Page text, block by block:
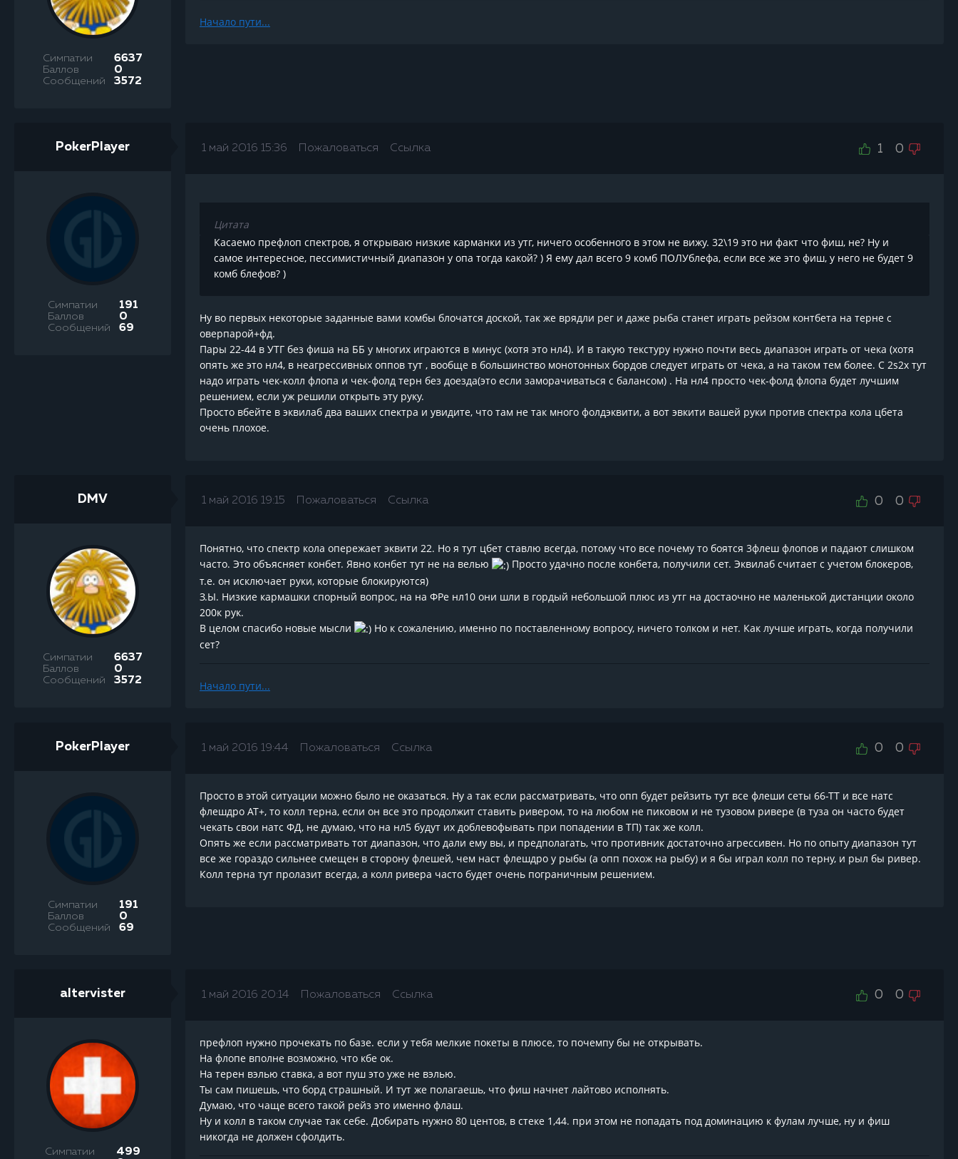
Симпатии 6637
Баллов 0
Сообщений 3572
Начало пути...
PokerPlayer
Симпатии 191
Баллов 0
Сообщений 69
1 май 2016 15:36 Пожаловаться Ссылка 1 0
Цитата
Касаемо префлоп спектров, я открываю низкие карманки из утг, ничего особенного в этом не вижу. 32\19 это ни факт что фиш, не? Ну и
самое интересное, пессимистичный диапазон у опа тогда какой? ) Я ему дал всего 9 комб ПОЛУблефа, если все же это фиш, у него не будет 9
комб блефов? )
Ну во первых некоторые заданные вами комбы блочатся доской, так же врядли рег и даже рыба станет играть рейзом контбета на терне с
оверпарой+фд.
Пары 22-44 в УТГ без фиша на ББ у многих играются в минус (хотя это нл4). И в такую текстуру нужно почти весь диапазон играть от чека (хотя
опять же это нл4, в неагрессивных оппов тут , вообще в большинство монотонных бордов следует играть от чека, а на таком тем более. С 2s2x тут
надо играть чек-колл флопа и чек-фолд терн без доезда(это если заморачиваться с балансом) . На нл4 просто чек-фолд флопа будет лучшим
решением, если уж решили открыть эту руку.
Просто вбейте в эквилаб два ваших спектра и увидите, что там не так много фолдэквити, а вот эвкити вашей руки против спектра кола цбета
очень плохое.
DMV
Симпатии 6637
Баллов 0
Сообщений 3572
1 май 2016 19:15 Пожаловаться Ссылка 0 0
Понятно, что спектр кола опережает эквити 22. Но я тут цбет ставлю всегда, потому что все почему то боятся 3флеш флопов и падают слишком
часто. Это объясняет конбет. Явно конбет тут не на велью
Просто удачно после конбета, получили сет. Эквилаб считает с учетом блокеров,
т.е. он исключает руки, которые блокируются)
З.Ы. Низкие кармашки спорный вопрос, на на ФРе нл10 они шли в гордый небольшой плюс из утг на достаочно не маленькой дистанции около
200к рук.
В целом спасибо новые мысли
Но к сожалению, именно по поставленному вопросу, ничего толком и нет. Как лучше играть, когда получили
сет?
Начало пути...
PokerPlayer
Симпатии 191
Баллов 0
Сообщений 69
1 май 2016 19:44 Пожаловаться Ссылка 0 0
Просто в этой ситуации можно было не оказаться. Ну а так если рассматривать, что опп будет рейзить тут все флеши сеты 66-ТТ и все натс
флешдро AT+, то колл терна, если он все это продолжит ставить ривером, то на любом не пиковом и не тузовом ривере (в туза он часто будет
чекать свои натс ФД, не думаю, что на нл5 будут их доблевофывать при попадении в ТП) так же колл.
Опять же если рассматривать тот диапазон, что дали ему вы, и предполагать, что противник достаточно агрессивен. Но по опыту диапазон тут
все же гораздо сильнее смещен в сторону флешей, чем наст флешдро у рыбы (а опп похож на рыбу) и я бы играл колл по терну, и рыл бы ривер.
Колл терна тут пролазит всегда, а колл ривера часто будет очень пограничным решением.
altervister
Симпатии 499
1 май 2016 20:14 Пожаловаться Ссылка 0 0
префлоп нужно прочекать по базе. если у тебя мелкие покеты в плюсе, то почемпу бы не открывать.
На флопе вполне возможно, что кбе ок.
На терен вэлью ставка, а вот пуш это уже не вэлью.
Ты сам пишешь, что борд страшный. И тут же полагаешь, что фиш начнет лайтово исполнять.
Думаю, что чаще всего такой рейз это именно флаш.
Ну и колл в таком случае так себе. Добирать нужно 80 центов, в стеке 1,44. при этом не попадать под доминацию к фулам лучше, ну и фиш
никогда не должен сфолдить.